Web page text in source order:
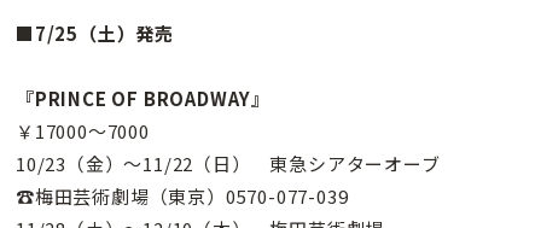
■7/25（土）発売
『PRINCE OF BROADWAY』
￥17000〜7000
10/23（金）〜11/22（日） 東急シアターオーブ
☎梅田芸術劇場（東京）0570-077-039